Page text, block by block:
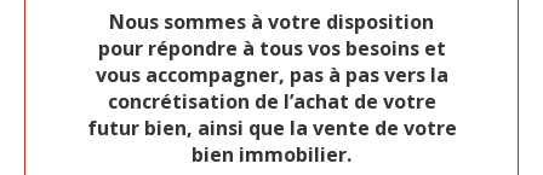
Nous sommes à votre disposition
pour répondre à tous vos besoins et
vous accompagner, pas à pas vers la
concrétisation de l’achat de votre
futur bien, ainsi que la vente de votre
bien immobilier.